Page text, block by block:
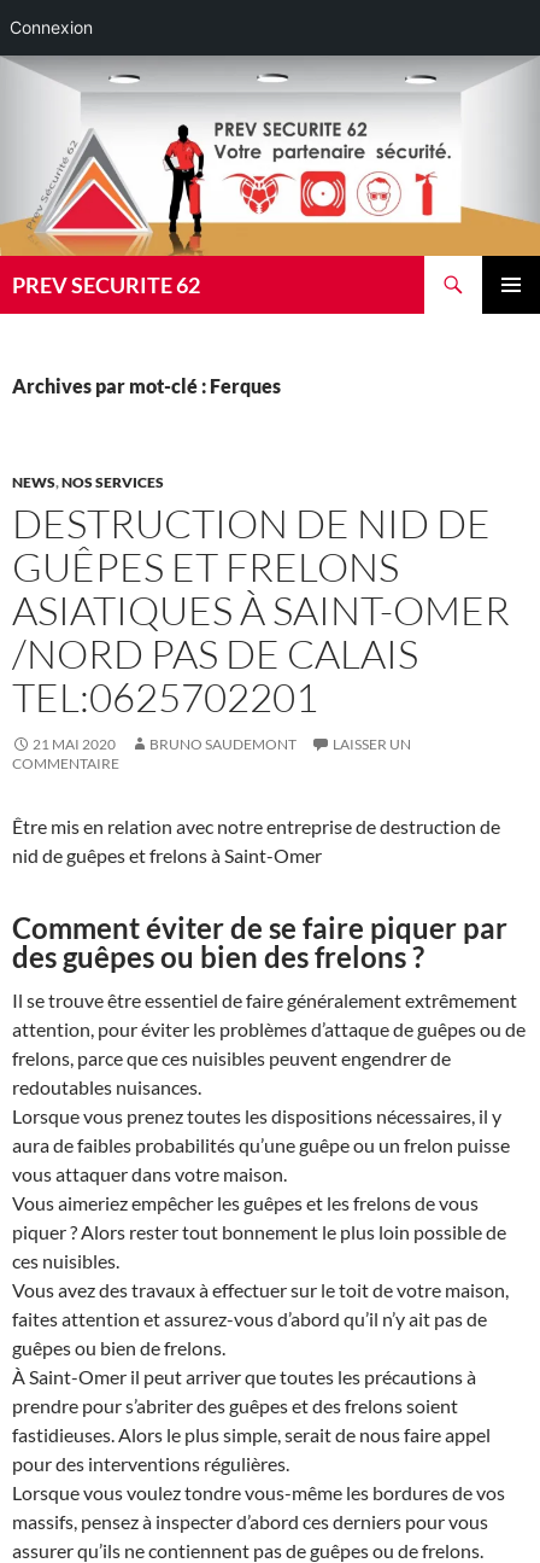
Connexion
Aller
PREV SECURITE 62
Archives par mot-clé : Ferques
NEWS,NOS SERVICES
DESTRUCTION DE NID DE
GUÊPES ET FRELONS
ASIATIQUES À SAINT-OMER
/NORD PAS DE CALAIS
TEL:0625702201
21 MAI 2020 BRUNO SAUDEMONT
LAISSER UN
COMMENTAIRE
Être mis en relation avec notre entreprise de destruction de
nid de guêpes et frelons à Saint-Omer
Comment éviter de se faire piquer par
des guêpes ou bien des frelons ?
Il se trouve être essentiel de faire généralement extrêmement
attention, pour éviter les problèmes d’attaque de guêpes ou de
frelons, parce que ces nuisibles peuvent engendrer de
redoutables nuisances.
Lorsque vous prenez toutes les dispositions nécessaires, il y
aura de faibles probabilités qu’une guêpe ou un frelon puisse
vous attaquer dans votre maison.
Vous aimeriez empêcher les guêpes et les frelons de vous
piquer ? Alors rester tout bonnement le plus loin possible de
ces nuisibles.
Vous avez des travaux à effectuer sur le toit de votre maison,
faites attention et assurez-vous d’abord qu’il n’y ait pas de
guêpes ou bien de frelons.
À Saint-Omer il peut arriver que toutes les précautions à
prendre pour s’abriter des guêpes et des frelons soient
fastidieuses. Alors le plus simple, serait de nous faire appel
pour des interventions régulières.
Lorsque vous voulez tondre vous-même les bordures de vos
massifs, pensez à inspecter d’abord ces derniers pour vous
assurer qu’ils ne contiennent pas de guêpes ou de frelons.